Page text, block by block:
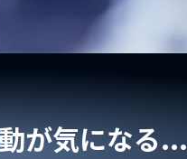
が気になる...